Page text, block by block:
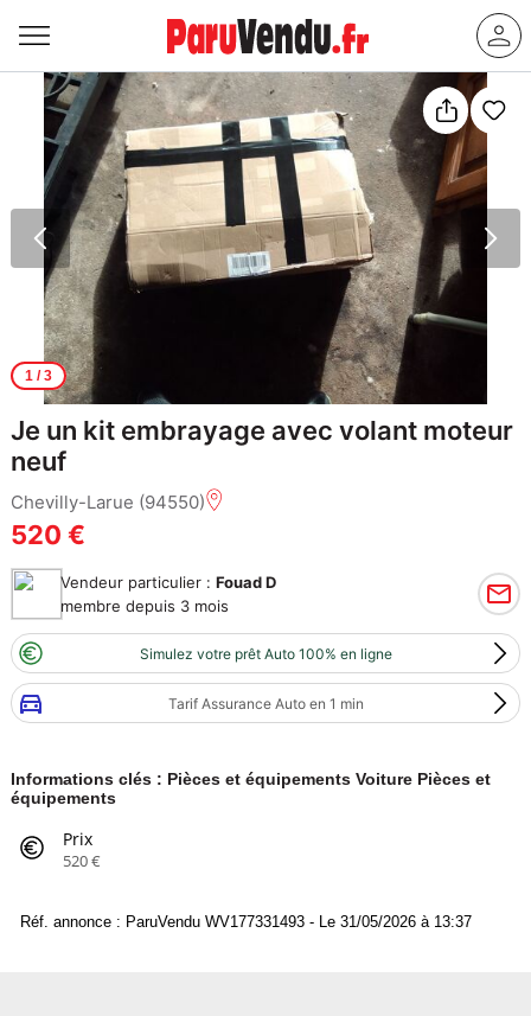
1/ 3
Je un kit embrayage avec volant moteur
neuf
Chevilly-Larue (94550)
520 €
Vendeur particulier : Fouad D
membre depuis 3 mois
Simulez votre prêt Auto 100% en ligne
Tarif Assurance Auto en 1 min
Informations clés : Pièces et équipements Voiture Pièces et
équipements
Prix
520 €
Réf. annonce : ParuVendu WV177331493 - Le 31/05/2026 à 13:37